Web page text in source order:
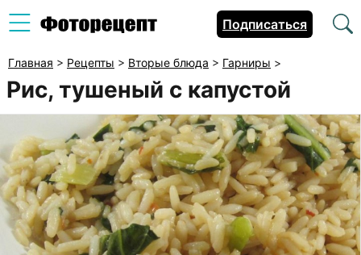
Подписаться
Главная > Рецепты > Вторые блюда > Гарниры >
Рис, тушеный с капустой